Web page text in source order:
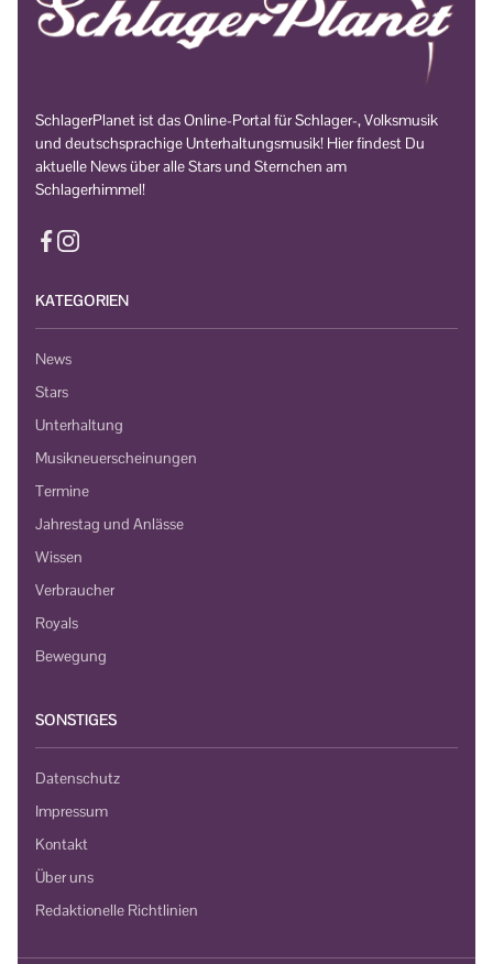
SchlagerPlanet ist das Online-Portal für Schlager-, Volksmusik
und deutschsprachige Unterhaltungsmusik! Hier findest Du
aktuelle News über alle Stars und Sternchen am
Schlagerhimmel!
KATEGORIEN
News
Stars
Unterhaltung
Musikneuerscheinungen
Termine
Jahrestag und Anlässe
Wissen
Verbraucher
Royals
Bewegung
SONSTIGES
Datenschutz
Impressum
Kontakt
Über uns
Redaktionelle Richtlinien